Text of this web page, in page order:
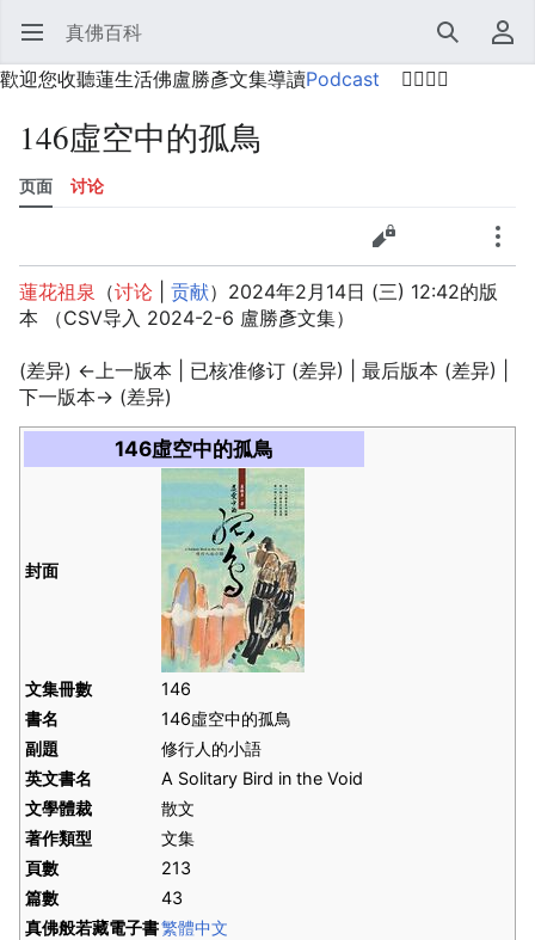
打开主菜单 真佛百科 搜索
用户菜单
歡迎您收聽蓮生活佛盧勝彥文集導讀Podcast 🙋‍♂️🙋‍♀️
146虛空中的孤鳥
页面 讨论
蓮花祖泉 （讨论 贡献） 2024年2月14日 (三) 12:42的版
本
（CSV导入 2024-2-6 盧勝彥文集）
(差异) ←上一版本 | 已核准修订 (差异) | 最后版本 (差异) |
下一版本→ (差异)
146虛空中的孤鳥
封面
文集冊數
146
書名
146虛空中的孤鳥
副題
修行人的小語
英文書名
A Solitary Bird in the Void
文學體裁
散文
著作類型
文集
頁數
213
篇數
43
真佛般若藏電子書繁體中文